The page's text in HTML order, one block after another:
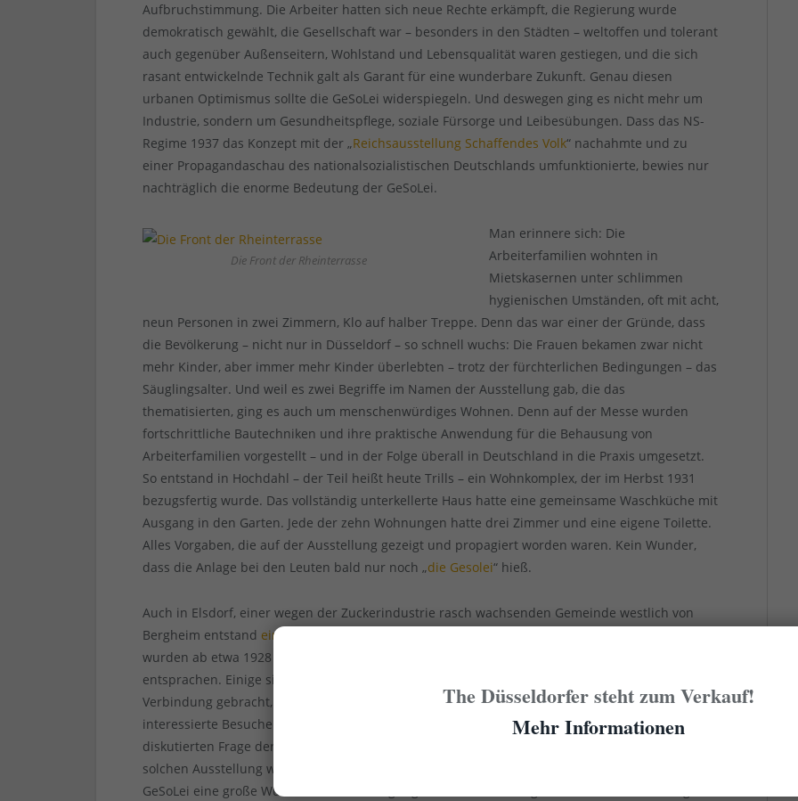
Aufbruchstimmung. Die Arbeiter hatten sich neue Rechte erkämpft, die Regierung wurde
demokratisch gewählt, die Gesellschaft war – besonders in den Städten – weltoffen und tolerant
auch gegenüber Außenseitern, Wohlstand und Lebensqualität waren gestiegen, und die sich
rasant entwickelnde Technik galt als Garant für eine wunderbare Zukunft. Genau diesen
urbanen Optimismus sollte die GeSoLei widerspiegeln. Und deswegen ging es nicht mehr um
Industrie, sondern um Gesundheitspflege, soziale Fürsorge und Leibesübungen. Dass das NS-
Regime 1937 das Konzept mit der „Reichsausstellung Schaffendes Volk“ nachahmte und zu
einer Propagandaschau des nationalsozialistischen Deutschlands umfunktionierte, bewies nur
nachträglich die enorme Bedeutung der GeSoLei.
Die Front der Rheinterrasse
Man erinnere sich: Die
Arbeiterfamilien wohnten in
Mietskasernen unter schlimmen
hygienischen Umständen, oft mit acht,
neun Personen in zwei Zimmern, Klo auf halber Treppe. Denn das war einer der Gründe, dass
die Bevölkerung – nicht nur in Düsseldorf – so schnell wuchs: Die Frauen bekamen zwar nicht
mehr Kinder, aber immer mehr Kinder überlebten – trotz der fürchterlichen Bedingungen – das
Säuglingsalter. Und weil es zwei Begriffe im Namen der Ausstellung gab, die das
thematisierten, ging es auch um menschenwürdiges Wohnen. Denn auf der Messe wurden
fortschrittliche Bautechniken und ihre praktische Anwendung für die Behausung von
Arbeiterfamilien vorgestellt – und in der Folge überall in Deutschland in die Praxis umgesetzt.
So entstand in Hochdahl – der Teil heißt heute Trills – ein Wohnkomplex, der im Herbst 1931
bezugsfertig wurde. Das vollständig unterkellerte Haus hatte eine gemeinsame Waschküche mit
Ausgang in den Garten. Jede der zehn Wohnungen hatte drei Zimmer und eine eigene Toilette.
Alles Vorgaben, die auf der Ausstellung gezeigt und propagiert worden waren. Kein Wunder,
dass die Anlage bei den Leuten bald nur noch „die Gesolei“ hieß.
Auch in Elsdorf, einer wegen der Zuckerindustrie rasch wachsenden Gemeinde westlich von
Bergheim entstand eine Gesolei-Siedlung
wurden ab etwa 1928 etliche Siedlungen für Arbeiter gebaut, die den Gesolei-Standards
entsprachen. Einige sind erhalten, werden aber heute kaum noch mit der 1926er-Ausstellung in
Verbindung gebracht, andere gibt es schlicht nicht mehr. Aber auf der GeSoLei fanden
interessierte Besucher jede Menge ganz praktischer Informationen zu der damals noch kaum
diskutierten Frage der Hygiene und der allgemeinen Gesundheit. Zum allerersten Mal auf einer
solchen Ausstellung wurde zudem der Sport als eigenes Thema behandelt. Überhaupt war die
GeSoLei eine große Wundertüte mit Anregungen, Ideen, Vorschlägen und anfassbaren Dingen
The Düsseldorfer steht zum Verkauf!
Mehr Informationen